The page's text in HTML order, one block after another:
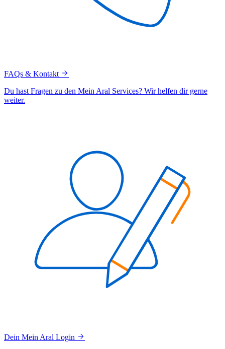
FAQs & Kontakt
Du hast Fragen zu den Mein Aral Services? Wir helfen dir gerne
weiter.
Dein Mein Aral Login